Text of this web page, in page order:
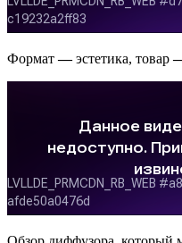
Формат—эстетика, товар